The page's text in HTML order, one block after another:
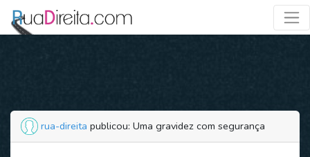
rua-direita publicou: Uma gravidez com segurança